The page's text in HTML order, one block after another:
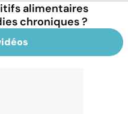
alimentaires
chroniques ?